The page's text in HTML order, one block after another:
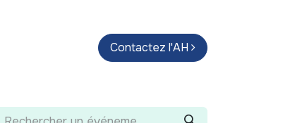
Parcours d'artistes Guide
Contactez l'AH